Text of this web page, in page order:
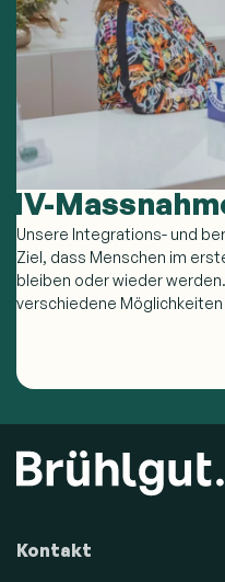
IV-
Unsere Integrations- und
Ziel, dass Menschen im
bleiben oder wieder
verschiedene Möglichkeiten
Kontakt